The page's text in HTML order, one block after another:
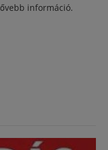
információ.